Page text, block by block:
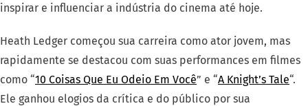
inspirar e influenciar a indústria do cinema até hoje.
Heath Ledger começou sua carreira como ator jovem, mas
rapidamente se destacou com suas performances em filmes
como “10 Coisas Que Eu Odeio Em Você” e “A Knight’s Tale“.
Ele ganhou elogios da crítica e do público por sua